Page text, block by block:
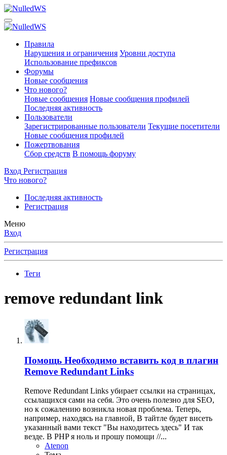
Правила
Нарушения и ограничения Уровни доступа
Использование префиксов
Форумы
Новые сообщения
Что нового?
Новые сообщения Новые сообщения профилей
Последняя активность
Пользователи
Зарегистрированные пользователи Текущие посетители
Новые сообщения профилей
Пожертвования
Сбор средств В помощь форуму
Вход Регистрация
Что нового?
Последняя активность
Регистрация
Меню
Вход
Регистрация
Теги
remove redundant link
Помощь Необходимо вставить код в плагин
Remove Redundant Links
Remove Redundant Links убирает ссылки на страницах,
ссылащихся сами на себя. Это очень полезно для SEO,
но к сожалению возникла новая проблема. Теперь,
например, находясь на главной, В тайтле будет висеть
указанный вами текст "Вы находитесь здесь" И так
везде. В PHP я ноль и прошу помощи //...
Atenon